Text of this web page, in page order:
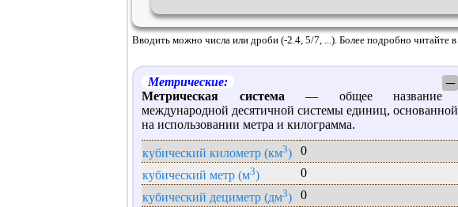
Вводить можно числа или дроби (-2.4, 5/7, ...). Более подробно читайте в
Метрические:
─
Метрическая система — общее название
международной десятичной системы единиц, основанной
на использовании метра и килограмма.
кубический километр (км3)
0
кубический метр (м3)
0
кубический дециметр (дм3)
0